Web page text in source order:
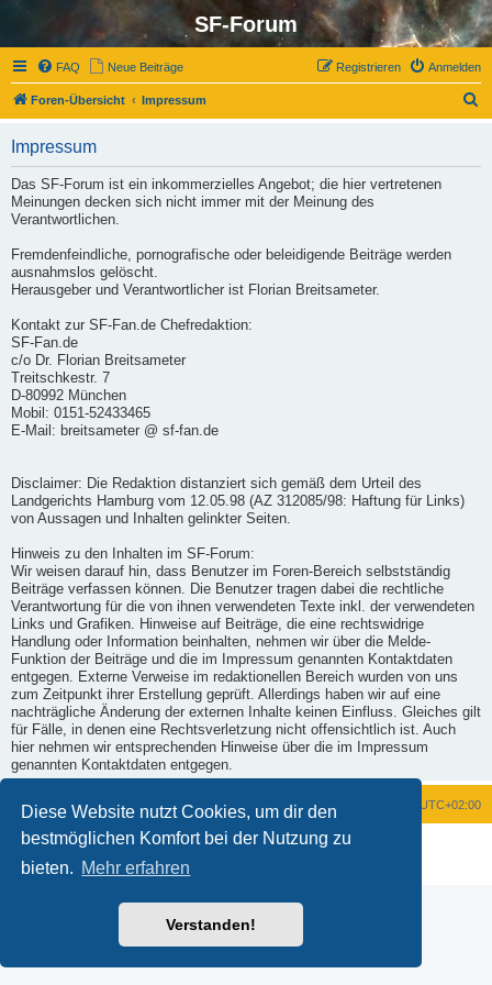
Diese Website nutzt Cookies, um dir den
bestmöglichen Komfort bei der Nutzung zu
bieten. Mehr erfahren
Verstanden!
SF-Forum
FAQ Neue Beiträge Anmelden
Registrieren
Foren-Übersicht Impressum
Impressum
Das SF-Forum ist ein inkommerzielles Angebot; die hier vertretenen
Meinungen decken sich nicht immer mit der Meinung des
Verantwortlichen.
Fremdenfeindliche, pornografische oder beleidigende Beiträge werden
ausnahmslos gelöscht.
Herausgeber und Verantwortlicher ist Florian Breitsameter.
Kontakt zur SF-Fan.de Chefredaktion:
SF-Fan.de
c/o Dr. Florian Breitsameter
Treitschkestr. 7
D-80992 München
Mobil: 0151-52433465
E-Mail: breitsameter @ sf-fan.de
Disclaimer: Die Redaktion distanziert sich gemäß dem Urteil des
Landgerichts Hamburg vom 12.05.98 (AZ 312085/98: Haftung für Links)
von Aussagen und Inhalten gelinkter Seiten.
Hinweis zu den Inhalten im SF-Forum:
Wir weisen darauf hin, dass Benutzer im Foren-Bereich selbstständig
Beiträge verfassen können. Die Benutzer tragen dabei die rechtliche
Verantwortung für die von ihnen verwendeten Texte inkl. der verwendeten
Links und Grafiken. Hinweise auf Beiträge, die eine rechtswidrige
Handlung oder Information beinhalten, nehmen wir über die Melde-
Funktion der Beiträge und die im Impressum genannten Kontaktdaten
entgegen. Externe Verweise im redaktionellen Bereich wurden von uns
zum Zeitpunkt ihrer Erstellung geprüft. Allerdings haben wir auf eine
nachträgliche Änderung der externen Inhalte keinen Einfluss. Gleiches gilt
für Fälle, in denen eine Rechtsverletzung nicht offensichtlich ist. Auch
hier nehmen wir entsprechenden Hinweise über die im Impressum
genannten Kontaktdaten entgegen.
Foren-Übersicht UTC+02:00
Powered byphpBB ® Forum Software © phpBB Limited
Datenschutz